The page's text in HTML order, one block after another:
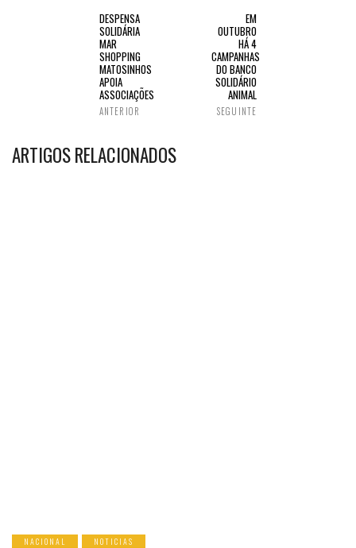
DESPENSA
SOLIDÁRIA
MAR
SHOPPING
MATOSINHOS
APOIA
ASSOCIAÇÕES
ANTERIOR
EM
OUTUBRO
HÁ 4
CAMPANHAS
DO BANCO
SOLIDÁRIO
ANIMAL
SEGUINTE
ARTIGOS RELACIONADOS
NACIONAL NOTICIAS